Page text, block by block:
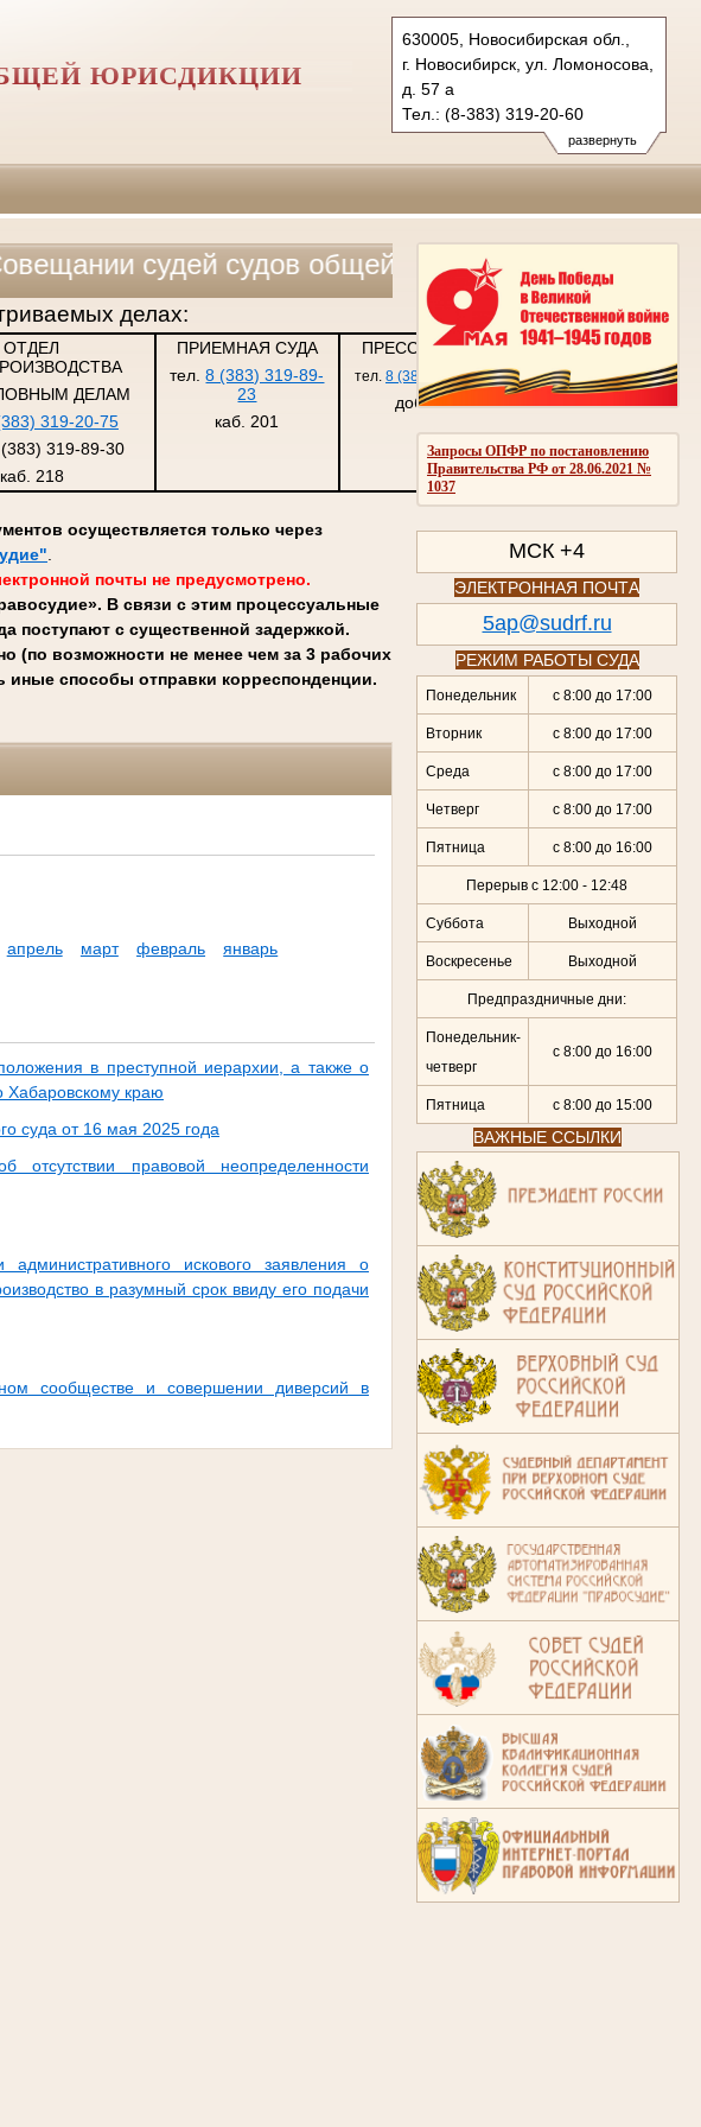
развернуть
630005, Новосибирская обл.,
г. Новосибирск, ул. Ломоносова,
д. 57 а
Тел.: (8-383) 319-20-60
5ap@sudrf.ru
ЮРИСДИКЦИИ
Запросы ОПФР по постановлению
Правительства РФ от 28.06.2021 №
1037
МСК +4
ЭЛЕКТРОННАЯ ПОЧТА
5ap@sudrf.ru
РЕЖИМ РАБОТЫ СУДА
Понедельник с 8:00 до 17:00
Вторник с 8:00 до 17:00
Среда с 8:00 до 17:00
Четверг с 8:00 до 17:00
Пятница с 8:00 до 16:00
Перерыв с 12:00 - 12:48
Суббота Выходной
Воскресенье Выходной
Предпраздничные дни:
Понедельник-
четверг
с 8:00 до 16:00
Пятница с 8:00 до 15:00
ВАЖНЫЕ ССЫЛКИ
судей судов общей юрисдикции, военных и
делах:
ОТДЕЛ
ДЕЛАМ
319-20-75
319-89-30
каб. 218
ПРИЕМНАЯ СУДА
тел.8 (383) 319-89-
23
каб. 201
ПРЕСС-СЛУЖБА
тел. 8 (383) 319-20-60
доб. 226
осуществляется только через
почты не предусмотрено.
В связи с этим процессуальные
поступают с существенной задержкой.
(по возможности не менее чем за 3 рабочих
иные способы отправки корреспонденции.
апрель март февраль
январь
в преступной иерархии, а также о
краю
суда от 16 мая 2025 года
правовой неопределенности
искового заявления о
в разумный срок ввиду его подачи
сообществе и совершении диверсий в